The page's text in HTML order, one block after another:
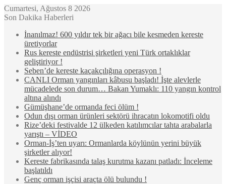
Cumartesi, Ağustos 8 2026
Son Dakika Haberleri
İnanılmaz! 600 yıldır tek bir ağacı bile kesmeden kereste
üretiyorlar
Rus kereste endüstrisi şirketleri yeni Türk ortaklıklar
geliştiriyor !
Seben’de kereste kaçakçılığına operasyon !
CANLI Orman yangınları kâbusu başladı! İşte alevlerle
mücadelede son durum… Bakan Yumaklı: 110 yangın kontrol
altına alındı
Gümüşhane’de ormanda feci ölüm !
Odun dışı orman ürünleri sektörü ihracatın lokomotifi oldu
Rize’deki festivalde 12 ülkeden katılımcılar tahta arabalarla
yarıştı – VİDEO
Orman-İş’ten uyarı: Ormanlarda köylünün yerini büyük
şirketler alıyor!
Kereste fabrikasında talaş kurutma kazanı patladı: İnceleme
başlatıldı
Genç orman işçisi araçta ölü bulundu !